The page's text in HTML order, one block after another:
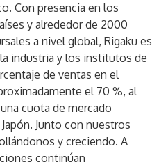
Con presencia en los
y alrededor de 2000
a nivel global, Rigaku es
industria y los institutos de
de ventas en el
el 70 %, al
cuota de mercado
Junto con nuestros
y creciendo. A
continúan